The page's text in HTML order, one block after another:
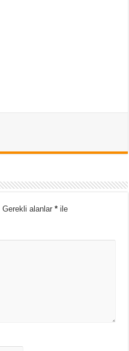
Gerekli alanlar* ile